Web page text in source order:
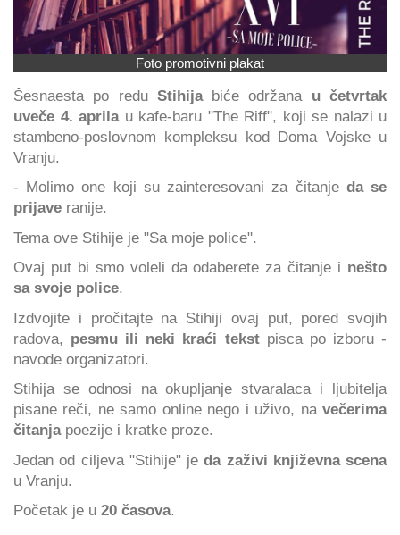
Foto promotivni plakat
Šesnaesta po reduStihijabiće održana u četvrtak
uveče 4. aprilau kafe-baru "The Riff", koji se nalazi u
stambeno-poslovnom kompleksu kod Doma Vojske u
Vranju.
- Molimo one koji su zainteresovani za čitanje da se
prijave ranije.
Tema ove Stihije je "Sa moje police".
Ovaj put bi smo voleli da odaberete za čitanje i nešto
sa svoje police.
Izdvojite i pročitajte na Stihiji ovaj put, pored svojih
radova, pesmu ili neki kraći tekstpisca po izboru -
navode organizatori.
Stihija se odnosi na okupljanje stvaralaca i ljubitelja
pisane reči, ne samo online nego i uživo, na večerima
čitanja poezije i kratke proze.
Jedan od ciljeva "Stihije" jeda zaživi književna scena
u Vranju.
Početak je u 20 časova.